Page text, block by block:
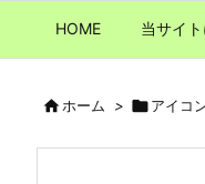
HOME 当サイ
ホーム > アイコ